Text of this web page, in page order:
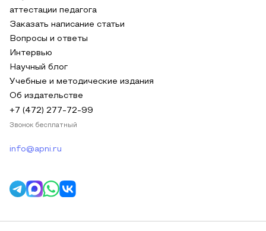
аттестации педагога
Заказать написание статьи
Вопросы и ответы
Интервью
Научный блог
Учебные и методические издания
Об издательстве
+7 (472) 277-72-99
Звонок бесплатный
info@apni.ru